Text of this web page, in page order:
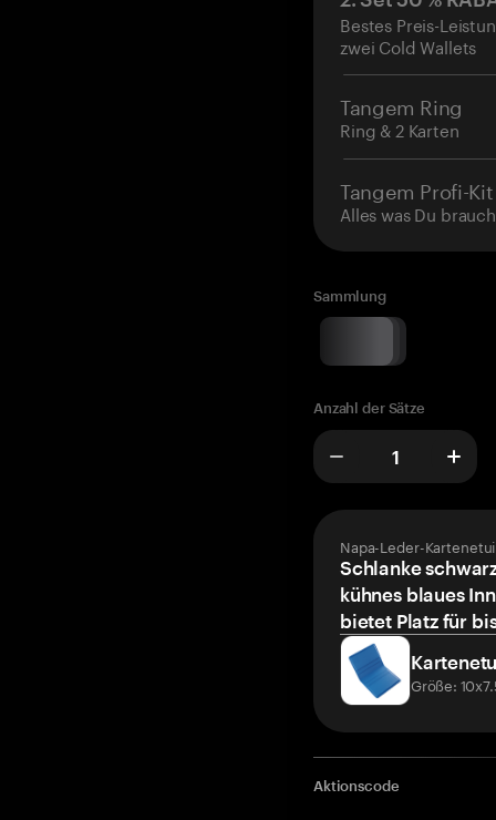
Bestes Preis-
zwei Cold Wallets
Tangem Ring
Ring & 2 Karten
Tangem Profi-Kit
Alles was Du
Sammlung
Anzahl der Sätze
Napa-Leder-
Schlanke
kühnes blaues
bietet Platz für
Größe:
Aktionscode